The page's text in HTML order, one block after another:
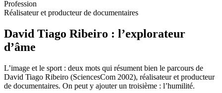
Profession
Réalisateur et producteur de documentaires
David Tiago Ribeiro : l’explorateur
d’âme
L’image et le sport : deux mots qui résument bien le parcours de
David Tiago Ribeiro (SciencesCom 2002), réalisateur et producteur
de documentaires. On peut y ajouter un troisième : l’humilité.